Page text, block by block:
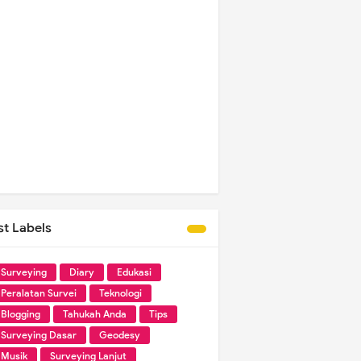
Labels
Surveying Diary
Edukasi
Peralatan Survei
Teknologi
Blogging
Tahukah Anda
Tips
Surveying Dasar
Geodesy
Musik
Surveying Lanjut